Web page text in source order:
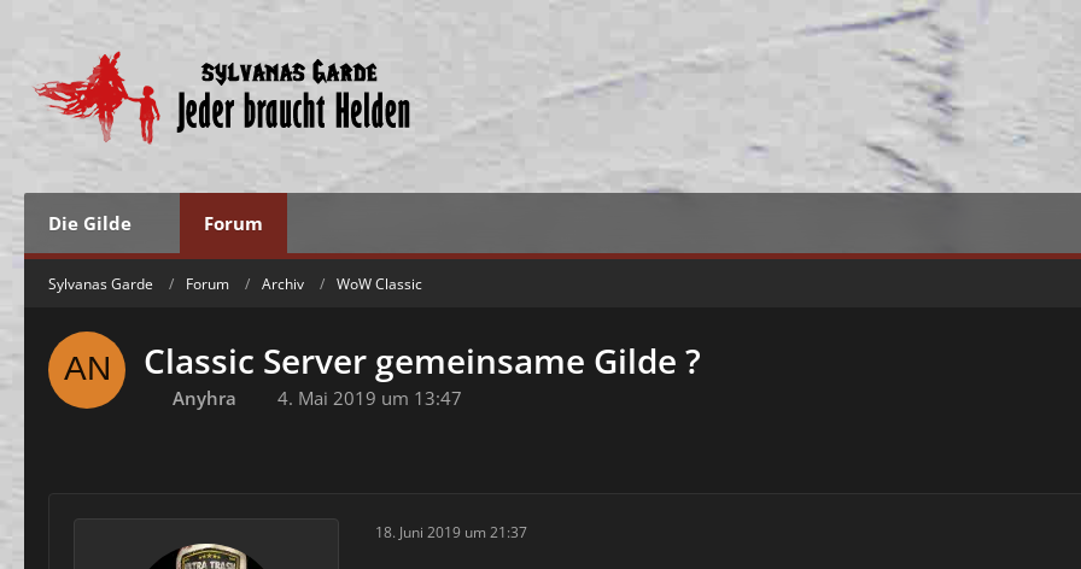
Die Gilde Forum
Sylvanas Garde Forum Archiv WoW Classic
Classic Server gemeinsame Gilde ?
Anyhra 4. Mai 2019 um 13:47
18. Juni 2019 um 21:37